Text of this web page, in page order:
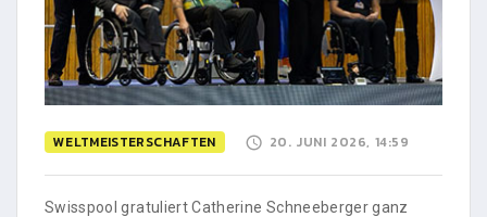
WELTMEISTERSCHAFTEN 20. JUNI 2026, 14:59
Swisspool gratuliert Catherine Schneeberger ganz